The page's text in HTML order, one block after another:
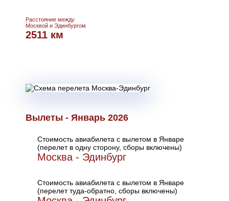
Расстояние между
Москвой и Эдинбургом
2511 км
Вылеты - Январь 2026
Стоимость авиабилета с вылетом в Январе
(перелет в одну сторону, сборы включены)
Москва - Эдинбург
Стоимость авиабилета с вылетом в Январе
(перелет туда-обратно, сборы включены)